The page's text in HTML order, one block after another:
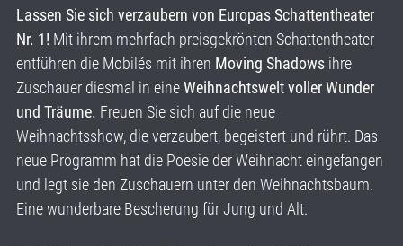
Lassen Sie sich verzaubern von Europas Schattentheater
Nr. 1! Mit ihrem mehrfach preisgekrönten Schattentheater
entführen die Mobilés mit ihren Moving Shadows ihre
Zuschauer diesmal in eineWeihnachtswelt voller Wunder
und Träume. Freuen Sie sich auf die neue
Weihnachtsshow, die verzaubert, begeistert und rührt. Das
neue Programm hat die Poesie der Weihnacht eingefangen
und legt sie den Zuschauern unter den Weihnachtsbaum.
Eine wunderbare Bescherung für Jung und Alt.